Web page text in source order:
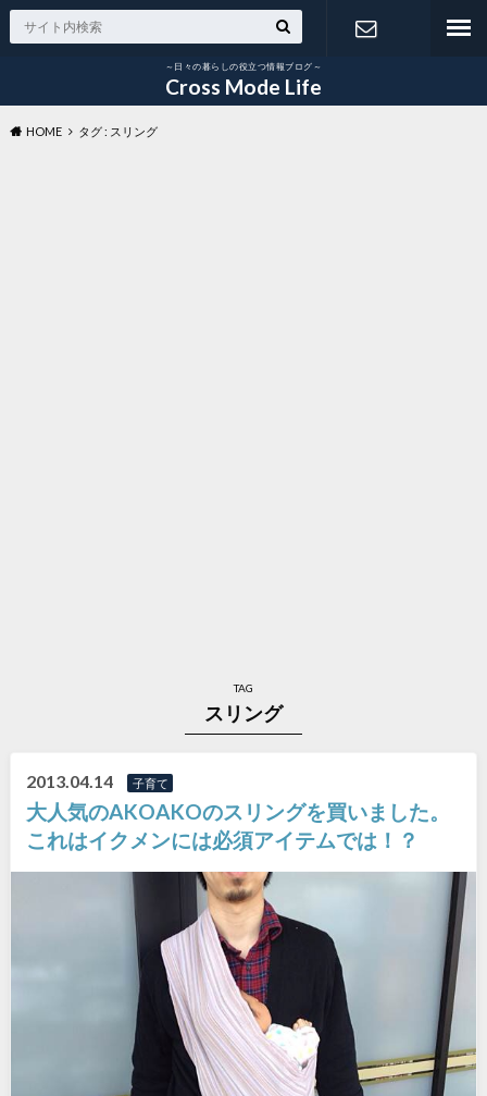
～日々の暮らしの役立つ情報ブログ～
Cross Mode Life
HOME タグ : スリング
TAG
スリング
2013.04.14 子育て
大人気のAKOAKOのスリングを買いました。
これはイクメンには必須アイテムでは！？